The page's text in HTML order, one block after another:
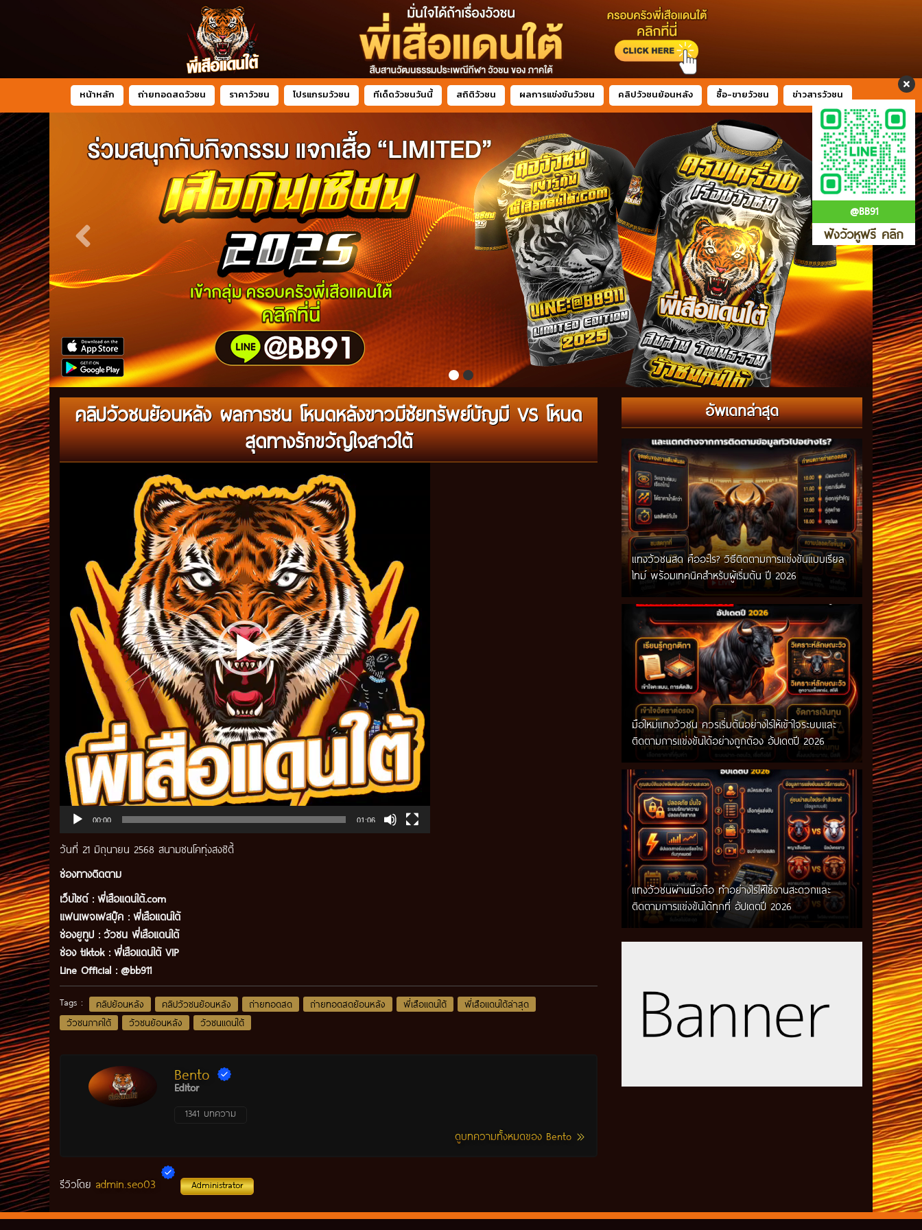
@BB91
ฟังวัวหูฟรี คลิก
หน้าหลัก ถ่ายทอดสดวัวชน ราคาวัวชน โปรแกรมวัวชน ทีเด็ดวัวชนวันนี้ สถิติวัวชน ผลการแข่งขันวัวชน คลิปวัวชนย้อนหลัง ซื้อ-ขายวัวชน ข่าวสารวัวชน
คลิปวัวชนย้อนหลัง ผลการชน โหนดหลังขาวมีชัยทรัพย์บัญมี VS โหนด
สุดทางรักขวัญใจสาวใต้
00:00 01:06
วันที่ 21 มิถุนายน 2568 สนามชนโคทุ่งสงซิตี้
ช่องทางติดตาม
เว็บไซต์ : พี่เสือแดนใต้.com
แฟนเพจเฟสบุ๊ค : พี่เสือแดนใต้
ช่องยูทูป : วัวชน พี่เสือแดนใต้
ช่อง tiktok : พี่เสือแดนใต้ VIP
Line Official : @bb911
Tags : คลิปย้อนหลัง คลิปวัวชนย้อนหลัง ถ่ายทอดสด ถ่ายทอดสดย้อนหลัง พี่เสือแดนใต้
พี่เสือแดนใต้ล่าสุด
วัวชนภาคใต้
วัวชนย้อนหลัง วัวชนแดนใต้
Bento
Editor
1341 บทความ
ดูบทความทั้งหมดของ Bento
รีวิวโดย admin.seo03 Administrator
อัพเดทล่าสุด
แทงวัวชนสด คืออะไร? วิธีติดตามการแข่งขันแบบเรียล
ไทม์ พร้อมเทคนิคสำหรับผู้เริ่มต้น ปี 2026
มือใหม่แทงวัวชน ควรเริ่มต้นอย่างไรให้เข้าใจระบบและ
ติดตามการแข่งขันได้อย่างถูกต้อง อัปเดตปี 2026
แทงวัวชนผ่านมือถือ ทำอย่างไรให้ใช้งานสะดวกและ
ติดตามการแข่งขันได้ทุกที่ อัปเดตปี 2026